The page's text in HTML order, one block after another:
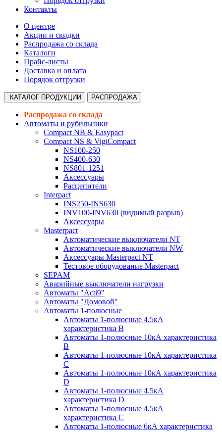
Контакты
О центре
Акции и скидки
Распродажа со склада
Каталоги
Прайс-листы
Доставка и оплата
Порядок отгрузки
КАТАЛОГ ПРОДУКЦИИ РАСПРОДАЖА
Распродажа со склада
Автоматы и рубильники
Compact NB & Easypact
Compact NS & VigiCompact
NS100-250
NS400-630
NS801-1251
Аксессуары
Расцепители
Interpact
INS250-INS630
INV100-INV630 (видимый разрыв)
Аксессуары
Masterpact
Автоматические выключатели NT
Автоматические выключатели NW
Аксессуары Masterpact NT
Тестовое оборудование Masterpact
SEPAM
Аварийные выключатели нагрузки
Автоматы "Acti9"
Автоматы "Домовой"
Автоматы 1-полюсные
Автоматы 1-полюсные 4.5кА
характеристика В
Автоматы 1-полюсные 10кА характеристика
B
Автоматы 1-полюсные 10кА характеристика
C
Автоматы 1-полюсные 10кА характеристика
D
Автоматы 1-полюсные 4.5кА
характеристика D
Автоматы 1-полюсные 4.5кА
характеристика С
Автоматы 1-полюсные 6кА характеристика